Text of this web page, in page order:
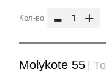
Кол-во - +
Molykote 55 |